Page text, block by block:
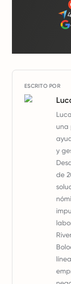
ESCRITO POR
una
y
de